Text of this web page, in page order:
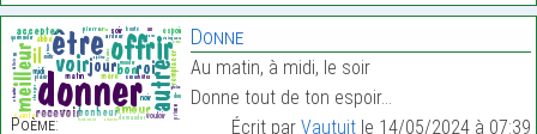
Poème:
Donne
Au matin, à midi, le soir
Donne tout de ton espoir…
Écrit par Vautuitle 14/05/2024 à 07:39